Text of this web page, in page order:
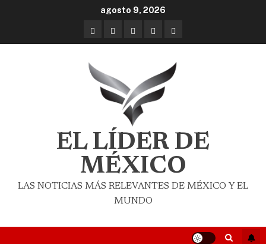
agosto 9, 2026
EL LÍDER DE
MÉXICO
LAS NOTICIAS MÁS RELEVANTES DE MÉXICO Y EL
MUNDO